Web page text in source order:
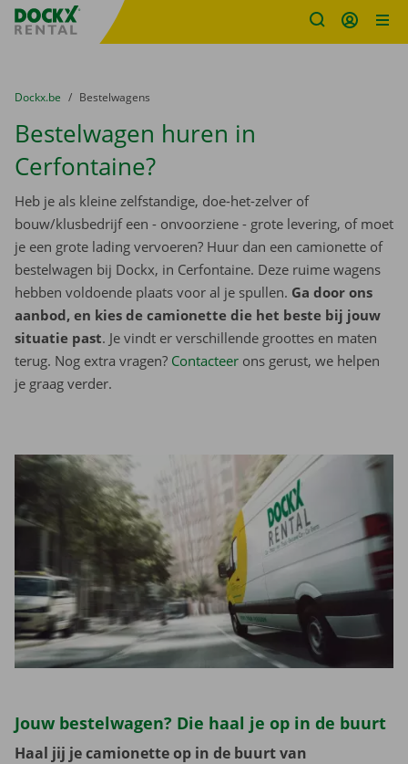
Fratello DEMO
U bevindt zich hier:
van
Dockx.be naar
Bestelwagens
Bestelwagen huren in
Cerfontaine?
Heb je als kleine zelfstandige, doe-het-zelver of
bouw/klusbedrijf een - onvoorziene - grote levering, of moet
je een grote lading vervoeren? Huur dan een camionette of
bestelwagen bij Dockx, in Cerfontaine. Deze ruime wagens
hebben voldoende plaats voor al je spullen. Ga door ons
aanbod, en kies de camionette die het beste bij jouw
situatie past. Je vindt er verschillende groottes en maten
terug. Nog extra vragen? Contacteer ons gerust, we helpen
je graag verder.
Jouw bestelwagen? Die haal je op in de buurt
Haal jij je camionette op in de buurt van